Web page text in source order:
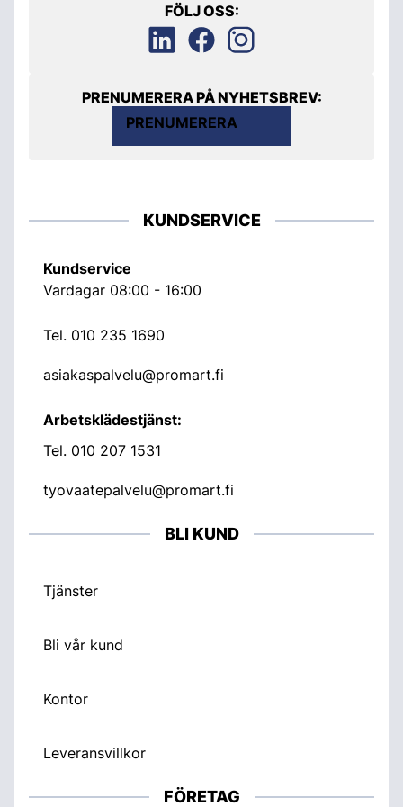
FÖLJ OSS:
PRENUMERERA PÅ NYHETSBREV:
PRENUMERERA
KUNDSERVICE
Kundservice
Vardagar 08:00 - 16:00
Tel. 010 235 1690
asiakaspalvelu@promart.fi
Arbetsklädestjänst:
Tel. 010 207 1531
tyovaatepalvelu@promart.fi
BLI KUND
Tjänster
Bli vår kund
Kontor
Leveransvillkor
FÖRETAG